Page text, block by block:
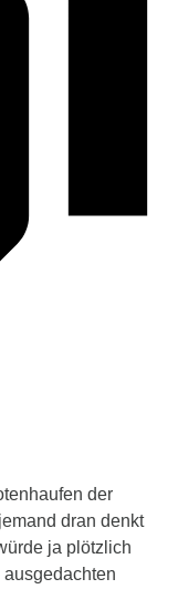
der
dran denkt
ja plötzlich